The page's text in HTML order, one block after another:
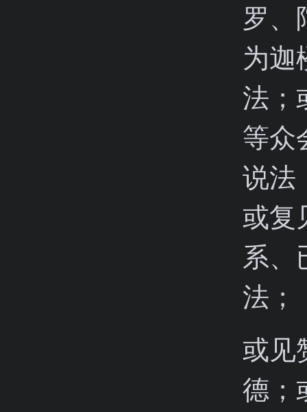
罗、
为迦
法；
等众
说法
或复
系、
法；
或见
德；